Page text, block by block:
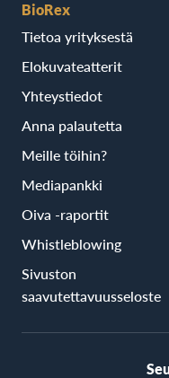
BioRex
Tietoa yrityksestä
Elokuvateatterit
Yhteystiedot
Anna palautetta
Meille töihin?
Mediapankki
Oiva -raportit
Whistleblowing
Sivuston
saavutettavuusseloste